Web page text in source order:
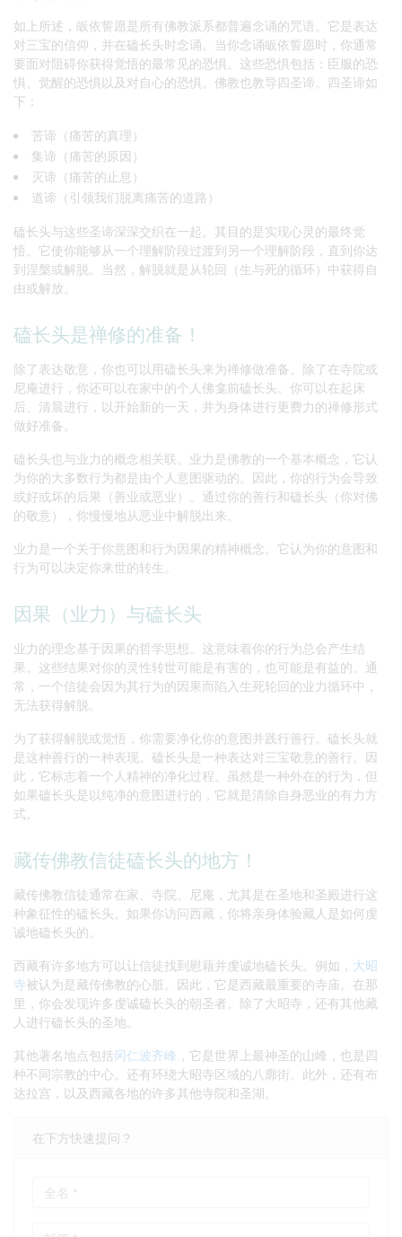
如上所述，皈依誓愿是所有佛教派系都普遍念诵的咒语。它是表达
对三宝的信仰，并在磕长头时念诵。当你念诵皈依誓愿时，你通常
要面对阻碍你获得觉悟的最常见的恐惧。这些恐惧包括：臣服的恐
惧、觉醒的恐惧以及对自心的恐惧。佛教也教导四圣谛。四圣谛如
下：
苦谛（痛苦的真理）
集谛（痛苦的原因）
灭谛（痛苦的止息）
道谛（引领我们脱离痛苦的道路）
磕长头与这些圣谛深深交织在一起。其目的是实现心灵的最终觉
悟。它使你能够从一个理解阶段过渡到另一个理解阶段，直到你达
到涅槃或解脱。当然，解脱就是从轮回（生与死的循环）中获得自
由或解放。
磕长头是禅修的准备！
除了表达敬意，你也可以用磕长头来为禅修做准备。除了在寺院或
尼庵进行，你还可以在家中的个人佛龛前磕长头。你可以在起床
后、清晨进行，以开始新的一天，并为身体进行更费力的禅修形式
做好准备。
磕长头也与业力的概念相关联。业力是佛教的一个基本概念，它认
为你的大多数行为都是由个人意图驱动的。因此，你的行为会导致
或好或坏的后果（善业或恶业）。通过你的善行和磕长头（你对佛
的敬意），你慢慢地从恶业中解脱出来。
业力是一个关于你意图和行为因果的精神概念。它认为你的意图和
行为可以决定你来世的转生。
因果（业力）与磕长头
业力的理念基于因果的哲学思想。这意味着你的行为总会产生结
果。这些结果对你的灵性转世可能是有害的，也可能是有益的。通
常，一个信徒会因为其行为的因果而陷入生死轮回的业力循环中，
无法获得解脱。
为了获得解脱或觉悟，你需要净化你的意图并践行善行。磕长头就
是这种善行的一种表现。磕长头是一种表达对三宝敬意的善行。因
此，它标志着一个人精神的净化过程。虽然是一种外在的行为，但
如果磕长头是以纯净的意图进行的，它就是清除自身恶业的有力方
式。
藏传佛教信徒磕长头的地方！
藏传佛教信徒通常在家、寺院、尼庵，尤其是在圣地和圣殿进行这
种象征性的磕长头。如果你访问西藏，你将亲身体验藏人是如何虔
诚地磕长头的。
西藏有许多地方可以让信徒找到慰藉并虔诚地磕长头。例如， 大昭
寺被认为是藏传佛教的心脏。因此，它是西藏最重要的寺庙。在那
里，你会发现许多虔诚磕长头的朝圣者。除了大昭寺，还有其他藏
人进行磕长头的圣地。
其他著名地点包括冈仁波齐峰 ，它是世界上最神圣的山峰，也是四
种不同宗教的中心。还有环绕大昭寺区域的八廓街。此外，还有布
达拉宫，以及西藏各地的许多其他寺院和圣湖。
在下方快速提问？